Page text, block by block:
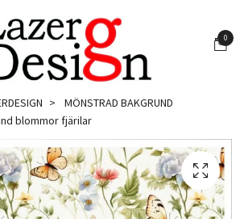
0
MÖNSTRAD BAKGRUND
blommor fjärilar